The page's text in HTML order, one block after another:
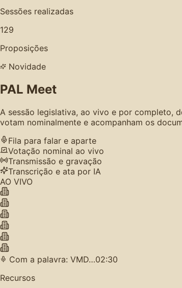
Sessões realizadas
129
Proposições
Novidade
PAL Meet
A sessão legislativa, ao vivo e por completo,
votam nominalmente e acompanham os
Fila para falar e aparte
Votação nominal ao vivo
Transmissão e gravação
Transcrição e ata por IA
AO VIVO
Com a palavra: VMD…02:30
Recursos